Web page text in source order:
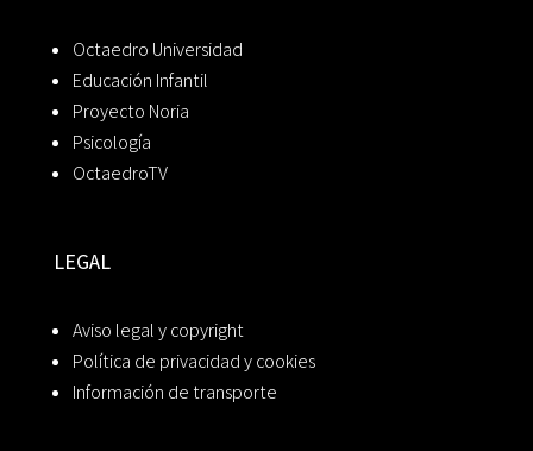
Octaedro Universidad
Educación Infantil
Proyecto Noria
Psicología
OctaedroTV
LEGAL
Aviso legal y copyright
Política de privacidad y cookies
Información de transporte